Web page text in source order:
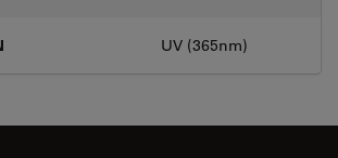
UV (365nm)